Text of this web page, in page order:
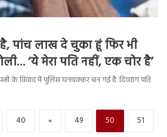
है, पांच लाख दे चुका हूं फिर भी
‘ये मेरा पति नहीं, एक चोर है’
के विवाद में पुलिस घनचक्कर बन गई है. दिव्यांग पति
40 « 49 50 51